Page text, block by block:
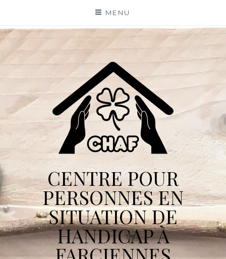
content
MENU
CENTRE POUR
PERSONNES EN
SITUATION DE
HANDICAP À